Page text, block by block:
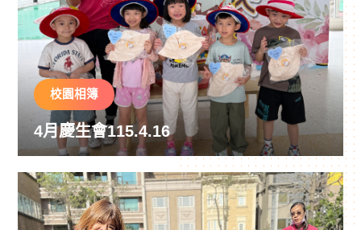
校園相簿
4月慶生會115.4.16